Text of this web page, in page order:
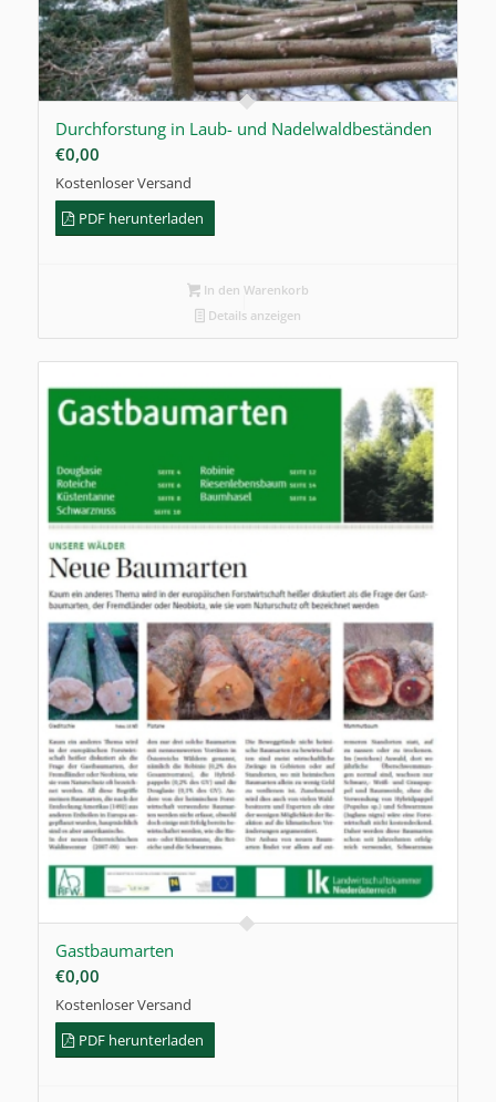
Durchforstung in Laub- und Nadelwaldbeständen
€0,00
Kostenloser Versand
PDF herunterladen
In den Warenkorb
Details anzeigen
Gastbaumarten
€0,00
Kostenloser Versand
PDF herunterladen